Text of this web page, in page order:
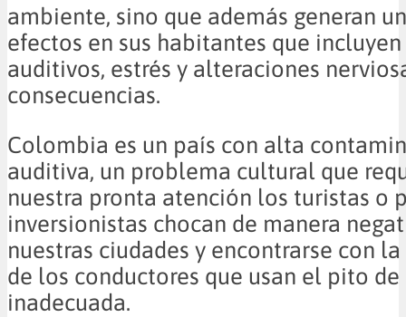
ambiente, sino que además generan
efectos en sus habitantes que
auditivos, estrés y alteraciones
consecuencias.
Colombia es un país con alta
auditiva, un problema cultural que
nuestra pronta atención los turistas o
inversionistas chocan de manera
nuestras ciudades y encontrarse con
de los conductores que usan el pito de
inadecuada.